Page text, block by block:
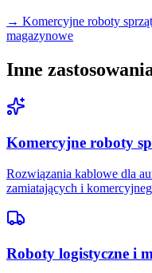
→ Komercyjne roboty
magazynowe
Inne
Komercyjne roboty
Rozwiązania kablowe dla
zamiatających i
Roboty logistyczne i